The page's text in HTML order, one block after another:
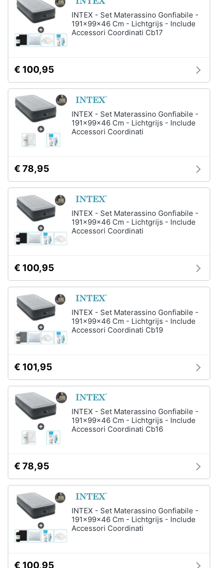
INTEX - Set Materassino Gonfiabile -
191x99x46 Cm - Lichtgrijs - Include
Accessori Coordinati Cb17
€ 100,95
INTEX - Set Materassino Gonfiabile -
191x99x46 Cm - Lichtgrijs - Include
Accessori Coordinati
€ 78,95
INTEX - Set Materassino Gonfiabile -
191x99x46 Cm - Lichtgrijs - Include
Accessori Coordinati
€ 100,95
INTEX - Set Materassino Gonfiabile -
191x99x46 Cm - Lichtgrijs - Include
Accessori Coordinati Cb19
€ 101,95
INTEX - Set Materassino Gonfiabile -
191x99x46 Cm - Lichtgrijs - Include
Accessori Coordinati Cb16
€ 78,95
INTEX - Set Materassino Gonfiabile -
191x99x46 Cm - Lichtgrijs - Include
Accessori Coordinati
€ 100,95